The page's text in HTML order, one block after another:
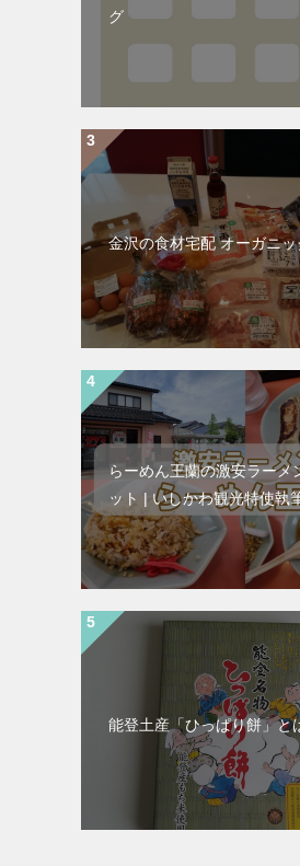
グ
金沢の食材宅配 オーガニ
らーめん王蘭の激安ラーメ
ット | いしかわ観光特使執
能登土産「ひっぱり餅」と